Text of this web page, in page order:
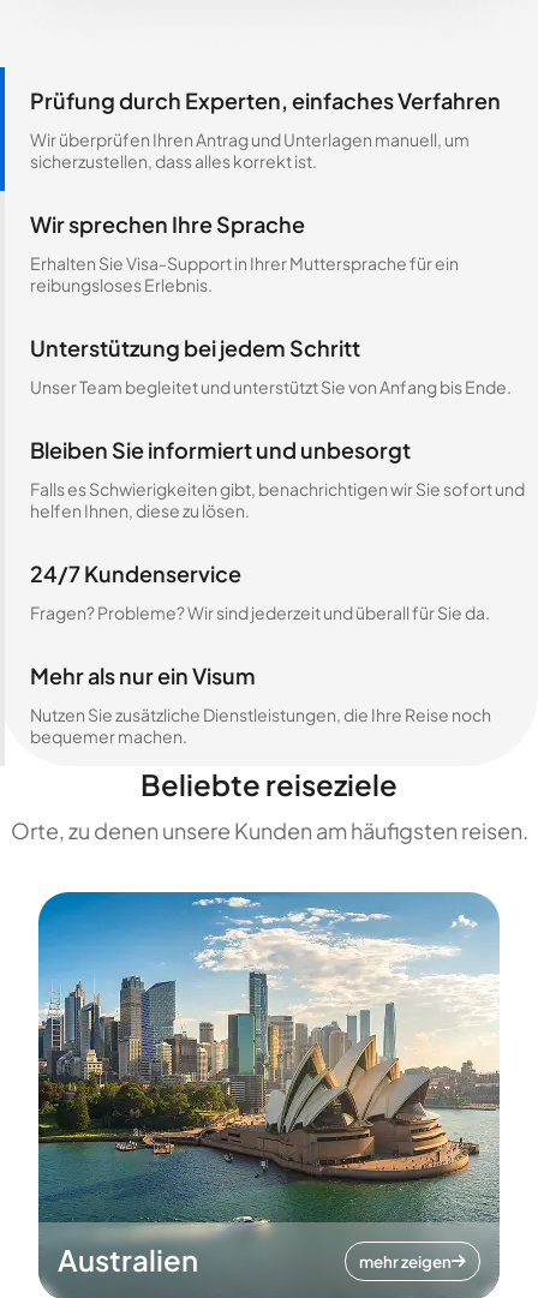
Prüfung durch Experten, einfaches Verfahren
Wir überprüfen Ihren Antrag und Unterlagen manuell, um
sicherzustellen, dass alles korrekt ist.
Wir sprechen Ihre Sprache
Erhalten Sie Visa-Support in Ihrer Muttersprache für ein
reibungsloses Erlebnis.
Unterstützung bei jedem Schritt
Unser Team begleitet und unterstützt Sie von Anfang bis Ende.
Bleiben Sie informiert und unbesorgt
Falls es Schwierigkeiten gibt, benachrichtigen wir Sie sofort und
helfen Ihnen, diese zu lösen.
24/7 Kundenservice
Fragen? Probleme? Wir sind jederzeit und überall für Sie da.
Mehr als nur ein Visum
Nutzen Sie zusätzliche Dienstleistungen, die Ihre Reise noch
bequemer machen.
Beliebte reiseziele
Orte, zu denen unsere Kunden am häufigsten reisen.
Australien mehr zeigen